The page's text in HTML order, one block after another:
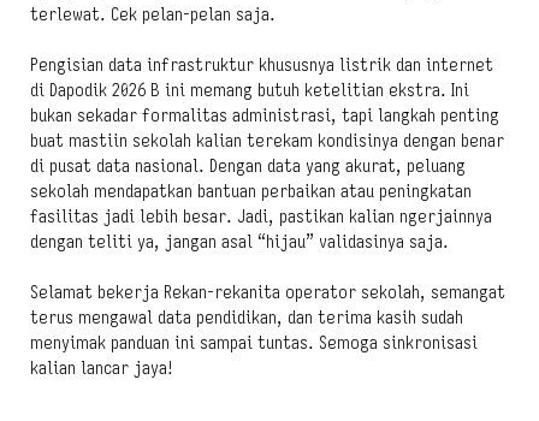
terlewat. Cek pelan-pelan saja.
Pengisian data infrastruktur khususnya listrik dan internet
di Dapodik 2026 B ini memang butuh ketelitian ekstra. Ini
bukan sekadar formalitas administrasi, tapi langkah penting
buat mastiin sekolah kalian terekam kondisinya dengan benar
di pusat data nasional. Dengan data yang akurat, peluang
sekolah mendapatkan bantuan perbaikan atau peningkatan
fasilitas jadi lebih besar. Jadi, pastikan kalian ngerjainnya
dengan teliti ya, jangan asal “hijau” validasinya saja.
Selamat bekerja Rekan-rekanita operator sekolah, semangat
terus mengawal data pendidikan, dan terima kasih sudah
menyimak panduan ini sampai tuntas. Semoga sinkronisasi
kalian lancar jaya!